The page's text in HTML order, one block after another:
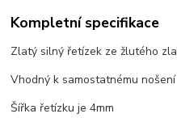
Kompletní specifikace
Zlatý silný řetízek ze žlutého
Vhodný k samostatnému nošení
Šířka řetízku je 4mm